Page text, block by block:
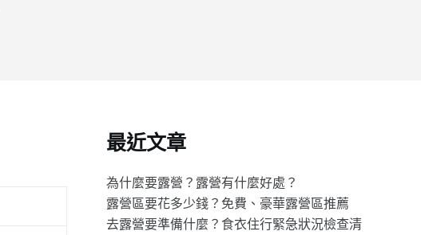
最近文章
為什麼要露營？露營有什麼好處？
露營區要花多少錢？免費、豪華露營區推薦
去露營要準備什麼？食衣住行緊急狀況檢查清